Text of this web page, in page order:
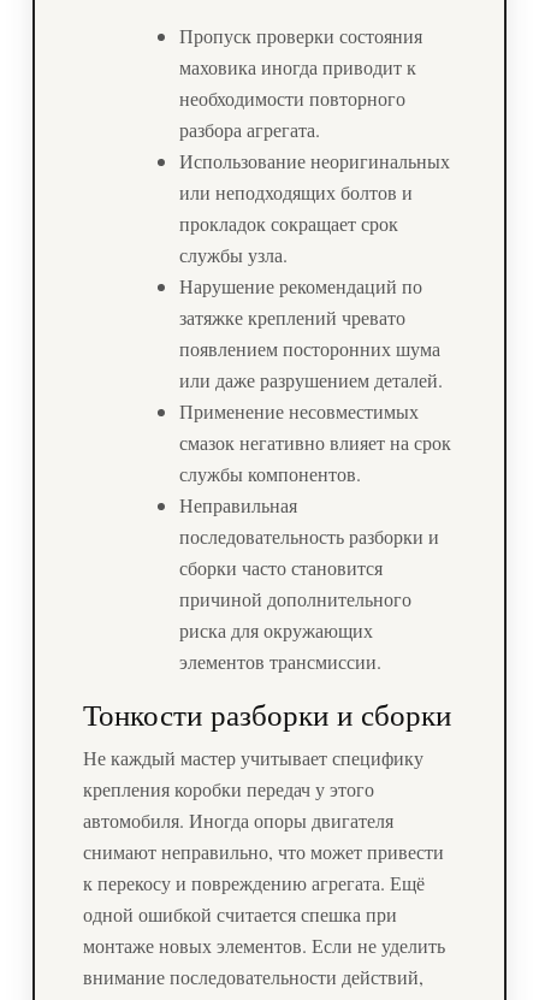
Пропуск проверки состояния
маховика иногда приводит к
необходимости повторного
разбора агрегата.
Использование неоригинальных
или неподходящих болтов и
прокладок сокращает срок
службы узла.
Нарушение рекомендаций по
затяжке креплений чревато
появлением посторонних шума
или даже разрушением деталей.
Применение несовместимых
смазок негативно влияет на срок
службы компонентов.
Неправильная
последовательность разборки и
сборки часто становится
причиной дополнительного
риска для окружающих
элементов трансмиссии.
Тонкости разборки и сборки
Не каждый мастер учитывает специфику
крепления коробки передач у этого
автомобиля. Иногда опоры двигателя
снимают неправильно, что может привести
к перекосу и повреждению агрегата. Ещё
одной ошибкой считается спешка при
монтаже новых элементов. Если не уделить
внимание последовательности действий,